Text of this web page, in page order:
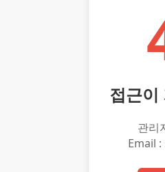
접근이
관리
Email